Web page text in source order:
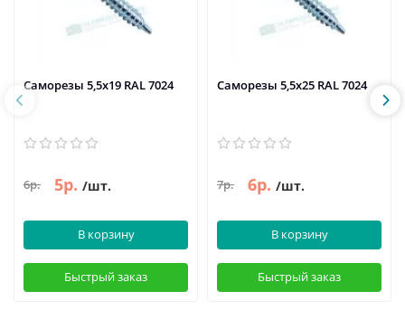
Саморезы 5,5х19 RAL 7024
6р. 5р. /шт.
В корзину
Быстрый заказ
Саморезы 5,5х25 RAL 7024
7р. 6р. /шт.
В корзину
Быстрый заказ